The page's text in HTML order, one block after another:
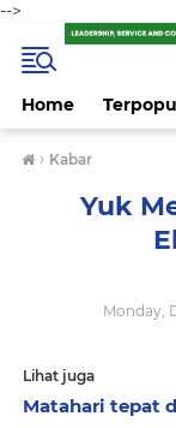
-->
Home
› Kabar
Yuk
Monday,
Lihat juga
Matahari tepat